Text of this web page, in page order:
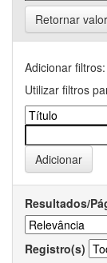
Retornar
Adicionar filtros:
Utilizar filtros
Resultados/
Registro(s)